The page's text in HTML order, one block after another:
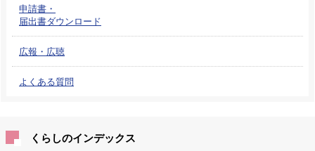
申請書・
届出書ダウンロード
広報・広聴
よくある質問
くらしのインデックス